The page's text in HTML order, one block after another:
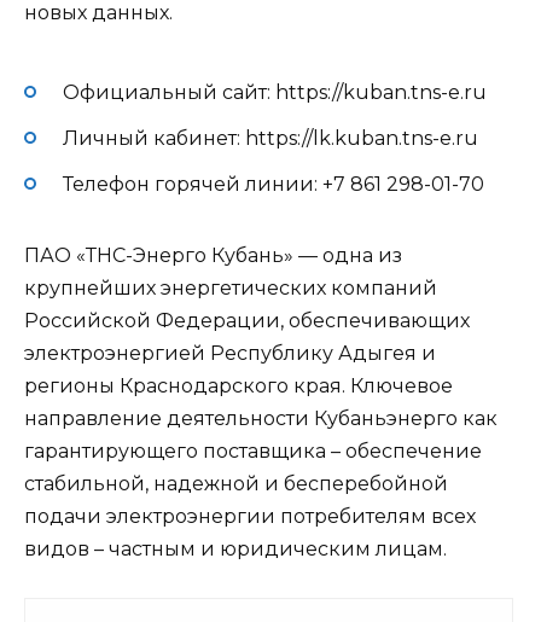
новых данных.
Официальный сайт: https://kuban.tns-e.ru
Личный кабинет: https://lk.kuban.tns-e.ru
Телефон горячей линии: +7 861 298-01-70
ПАО «ТНС-Энерго Кубань» — одна из
крупнейших энергетических компаний
Российской Федерации, обеспечивающих
электроэнергией Республику Адыгея и
регионы Краснодарского края. Ключевое
направление деятельности Кубаньэнерго как
гарантирующего поставщика – обеспечение
стабильной, надежной и бесперебойной
подачи электроэнергии потребителям всех
видов – частным и юридическим лицам.